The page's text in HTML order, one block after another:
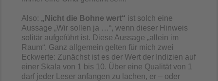
Also: „Nicht die Bohne wert“ ist solch eine
Aussage „Wir sollen ja …“, wenn dieser Hinweis
solitär aufgeführt ist. Diese Aussage „allein im
Raum“. Ganz allgemein gelten für mich zwei
Eckwerte: Zunächst ist es der Wert der Indizien auf
einer Skala von 1 bis 10. Über eine Qualität von 1
darf jeder Leser anfangen zu lachen, er – oder